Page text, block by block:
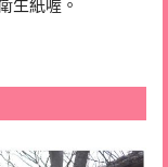
生紙喔。